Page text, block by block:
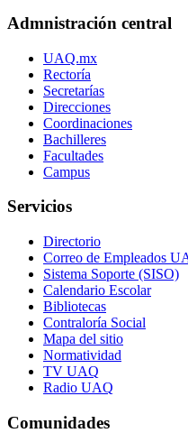
Admnistración central
UAQ.mx
Rectoría
Secretarías
Direcciones
Coordinaciones
Bachilleres
Facultades
Campus
Servicios
Directorio
Correo de Empleados
Sistema Soporte (SISO)
Calendario Escolar
Bibliotecas
Contraloría Social
Mapa del sitio
Normatividad
TV UAQ
Radio UAQ
Comunidades